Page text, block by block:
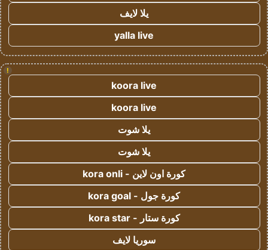
يلا لايف
yalla live
!
koora live
koora live
يلا شوت
يلا شوت
كورة اون لاين - kora onli
كورة جول - kora goal
كورة ستار - kora star
سوريا لايف